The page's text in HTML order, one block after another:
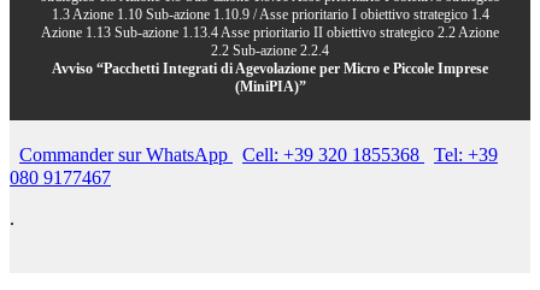
1.3 Azione 1.10 Sub-azione 1.10.9 / Asse prioritario I obiettivo strategico 1.4
Azione 1.13 Sub-azione 1.13.4 Asse prioritario II obiettivo strategico 2.2 Azione
2.2 Sub-azione 2.2.4
Avviso “Pacchetti Integrati di Agevolazione per Micro e Piccole Imprese
(MiniPIA)”
Commander sur WhatsApp Cell: +39 320 1855368
Tel: +39
080 9177467
.